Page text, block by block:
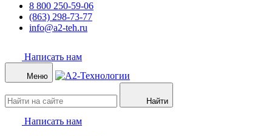
8 800 250-59-06
(863) 298-73-77
info@a2-teh.ru
Написать нам
Меню
Найти
Написать нам